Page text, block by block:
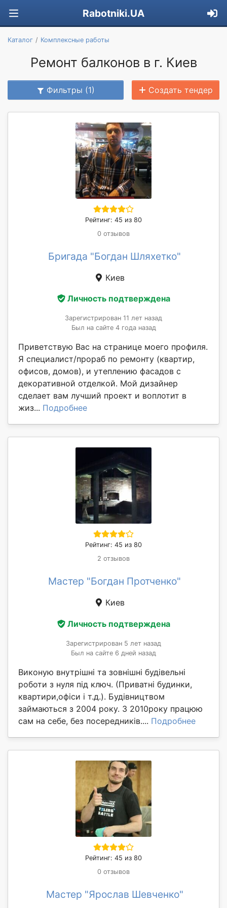
Rabotniki.UA
Каталог Комплексные работы
Ремонт балконов в г. Киев
Фильтры (1) Создать тендер
Рейтинг: 45 из 80
0 отзывов
Бригада "Богдан Шляхетко"
Киев
Личность подтверждена
Зарегистрирован 11 лет назад
Был на сайте 4 года назад
Приветствую Вас на странице моего профиля.
Я специалист/прораб по ремонту (квартир,
офисов, домов), и утеплению фасадов с
декоративной отделкой. Мой дизайнер
сделает вам лучший проект и воплотит в
жиз... Подробнее
Рейтинг: 45 из 80
2 отзывов
Мастер "Богдан Протченко"
Киев
Личность подтверждена
Зарегистрирован 5 лет назад
Был на сайте 6 дней назад
Виконую внутрішні та зовнішні будівельні
роботи з нуля під ключ. (Приватні будинки,
квартири,офіси і т.д.). Будівництвом
займаються з 2004 року. З 2010року працюю
сам на себе, без посередників.... Подробнее
Рейтинг: 45 из 80
0 отзывов
Мастер "Ярослав Шевченко"